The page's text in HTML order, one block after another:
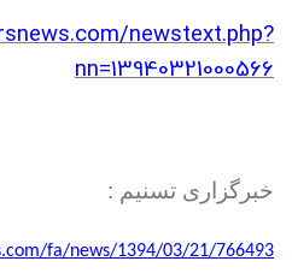
newstext.php?
nn=13940321000566
خبرگزاری تسنیم :
fa/news/1394/03/21/766493